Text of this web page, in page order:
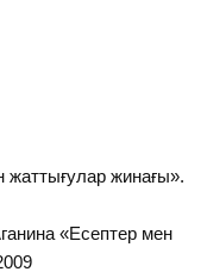
жаттығулар жинағы».
«Есептер мен